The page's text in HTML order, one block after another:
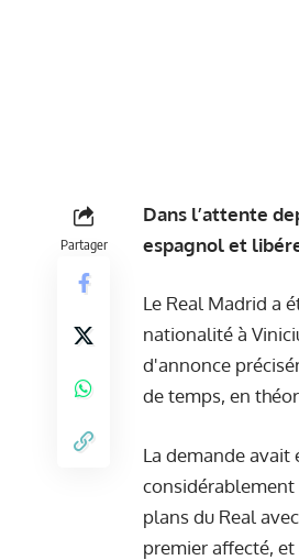
Partager
Dans l’attente
espagnol et
Le Real Madrid a
nationalité à
d'annonce
de temps, en
La demande avait
plans du Real
premier affecté,